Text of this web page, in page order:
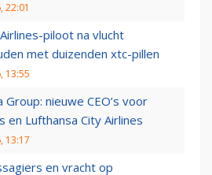
22:01
piloot na vlucht
met duizenden xtc-pillen
13:55
Group: nieuwe CEO’s voor
en Lufthansa City Airlines
13:17
en vracht op